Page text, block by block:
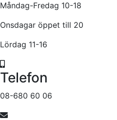
Måndag-Fredag 10-18
Onsdagar öppet till 20
Lördag 11-16
Telefon
08-680 60 06